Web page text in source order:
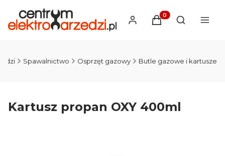
Produkty w
Otwórz
Spawalnictwo Osprzęt gazowy Butle gazowe i kartusze
Kartusz propan OXY 400ml